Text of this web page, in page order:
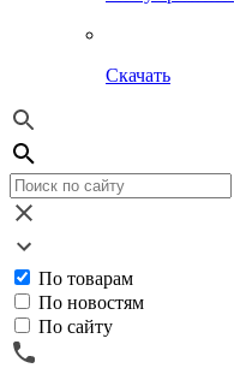
Скачать
По товарам
По новостям
По сайту